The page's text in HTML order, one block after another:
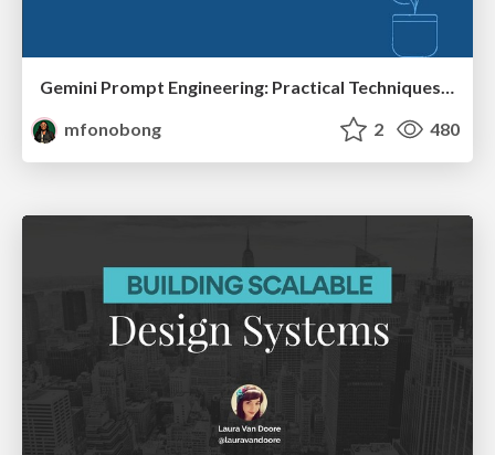
Gemini Prompt Engineering: Practical Techniques for Tangible AI Outcomes
mfonobong
2 480